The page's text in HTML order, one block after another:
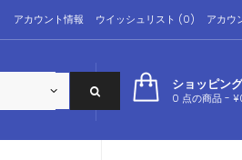
アカウント情報 ウイッシュリスト (0) アカウ
ショッピン
0 点の商品 -